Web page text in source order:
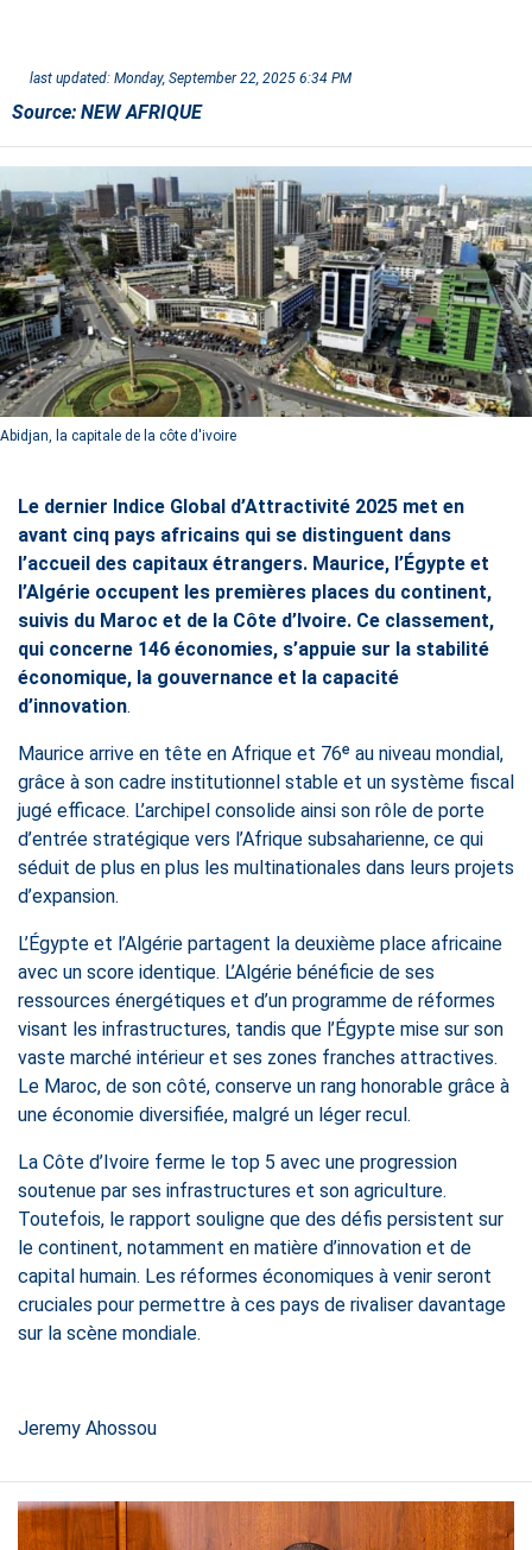
last updated: Monday, September 22, 2025 6:34 PM
Source: NEW AFRIQUE
Abidjan, la capitale de la côte d'ivoire
Le dernier Indice Global d’Attractivité 2025 met en
avant cinq pays africains qui se distinguent dans
l’accueil des capitaux étrangers. Maurice, l’Égypte et
l’Algérie occupent les premières places du continent,
suivis du Maroc et de la Côte d’Ivoire. Ce classement,
qui concerne 146 économies, s’appuie sur la stabilité
économique, la gouvernance et la capacité
d’innovation.
Maurice arrive en tête en Afrique et 76ᵉ au niveau mondial,
grâce à son cadre institutionnel stable et un système fiscal
jugé efficace. L’archipel consolide ainsi son rôle de porte
d’entrée stratégique vers l’Afrique subsaharienne, ce qui
séduit de plus en plus les multinationales dans leurs projets
d’expansion.
L’Égypte et l’Algérie partagent la deuxième place africaine
avec un score identique. L’Algérie bénéficie de ses
ressources énergétiques et d’un programme de réformes
visant les infrastructures, tandis que l’Égypte mise sur son
vaste marché intérieur et ses zones franches attractives.
Le Maroc, de son côté, conserve un rang honorable grâce à
une économie diversifiée, malgré un léger recul.
La Côte d’Ivoire ferme le top 5 avec une progression
soutenue par ses infrastructures et son agriculture.
Toutefois, le rapport souligne que des défis persistent sur
le continent, notamment en matière d’innovation et de
capital humain. Les réformes économiques à venir seront
cruciales pour permettre à ces pays de rivaliser davantage
sur la scène mondiale.
Jeremy Ahossou